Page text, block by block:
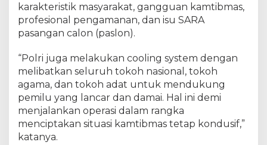
karakteristik masyarakat, gangguan kamtibmas,
profesional pengamanan, dan isu SARA
pasangan calon (paslon).
“Polri juga melakukan cooling system dengan
melibatkan seluruh tokoh nasional, tokoh
agama, dan tokoh adat untuk mendukung
pemilu yang lancar dan damai. Hal ini demi
menjalankan operasi dalam rangka
menciptakan situasi kamtibmas tetap kondusif,”
katanya.